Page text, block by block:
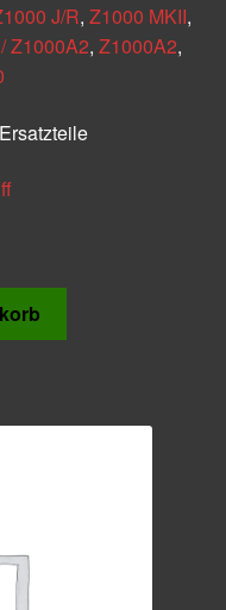
J/R, Z1000 MKII,
Z1000A2, Z1000A2,